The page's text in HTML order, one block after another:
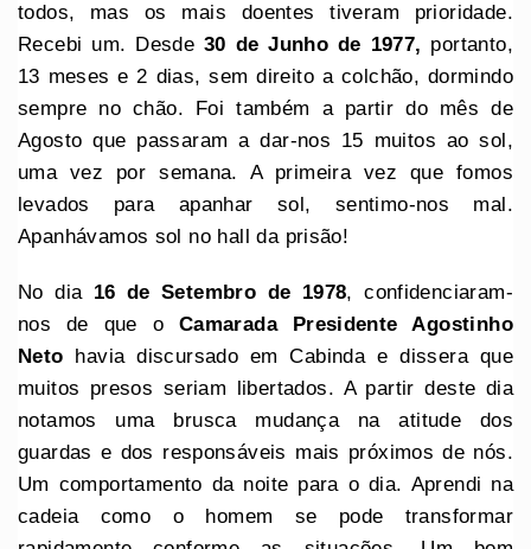
todos, mas os mais doentes tiveram prioridade.
Recebi um. Desde 30 de Junho de 1977, portanto,
13 meses e 2 dias, sem direito a colchão, dormindo
sempre no chão. Foi também a partir do mês de
Agosto que passaram a dar-nos 15 muitos ao sol,
uma vez por semana. A primeira vez que fomos
levados para apanhar sol, sentimo-nos mal.
Apanhávamos sol no hall da prisão!
No dia 16 de Setembro de 1978, confidenciaram-
nos de que o Camarada Presidente Agostinho
Neto havia discursado em Cabinda e dissera que
muitos presos seriam libertados. A partir deste dia
notamos uma brusca mudança na atitude dos
guardas e dos responsáveis mais próximos de nós.
Um comportamento da noite para o dia. Aprendi na
cadeia como o homem se pode transformar